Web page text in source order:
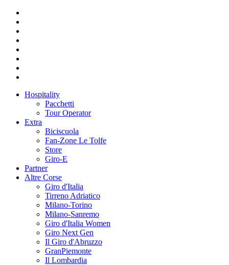
Hospitality
Pacchetti
Tour Operator
Extra
Biciscuola
Fan-Zone Le Tolfe
Store
Giro-E
Partner
Altre Corse
Giro d'Italia
Tirreno Adriatico
Milano-Torino
Milano-Sanremo
Giro d'Italia Women
Giro Next Gen
Il Giro d'Abruzzo
GranPiemonte
Il Lombardia